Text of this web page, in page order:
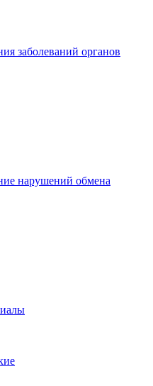
заболеваний органов
нарушений обмена